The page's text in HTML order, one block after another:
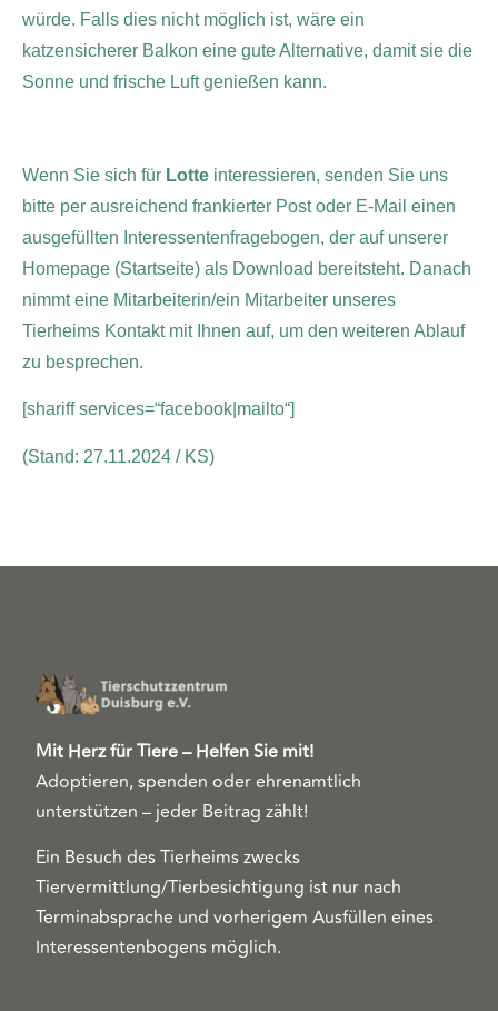
würde. Falls dies nicht möglich ist, wäre ein
katzensicherer Balkon eine gute Alternative, damit sie die
Sonne und frische Luft genießen kann.
Wenn Sie sich für Lotte interessieren, senden Sie uns
bitte per ausreichend frankierter Post oder E-Mail einen
ausgefüllten Interessentenfragebogen, der auf unserer
Homepage (Startseite) als Download bereitsteht. Danach
nimmt eine Mitarbeiterin/ein Mitarbeiter unseres
Tierheims Kontakt mit Ihnen auf, um den weiteren Ablauf
zu besprechen.
[shariff services=“facebook|mailto“]
(Stand: 27.11.2024 / KS)
Mit Herz für Tiere – Helfen Sie mit!
Adoptieren, spenden oder ehrenamtlich
unterstützen – jeder Beitrag zählt!
Ein Besuch des Tierheims zwecks
Tiervermittlung/Tierbesichtigung ist nur nach
Terminabsprache und vorherigem Ausfüllen eines
Interessentenbogens möglich.